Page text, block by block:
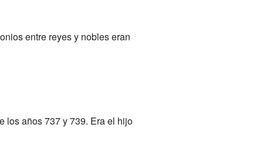
entre reyes y nobles eran
los años 737 y 739. Era el hijo